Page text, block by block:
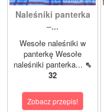
Naleśniki panterka
–...
Wesołe naleśniki w
panterkę Wesołe
naleśniki panterka... ⇖
32
Zobacz przepis!